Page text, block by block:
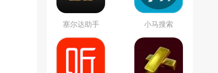
塞尔达助手 小马搜索